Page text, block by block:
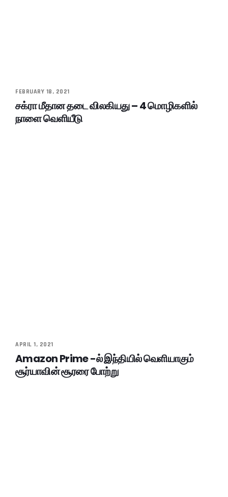
FEBRUARY 18, 2021
சக்ரா மீதான தடை விலகியது – 4 மொழிகளில்
நாளை வெளியீடு
APRIL 1, 2021
Amazon Prime -ல் இந்தியில் வெளியாகும்
சூர்யாவின் சூரரை போற்று